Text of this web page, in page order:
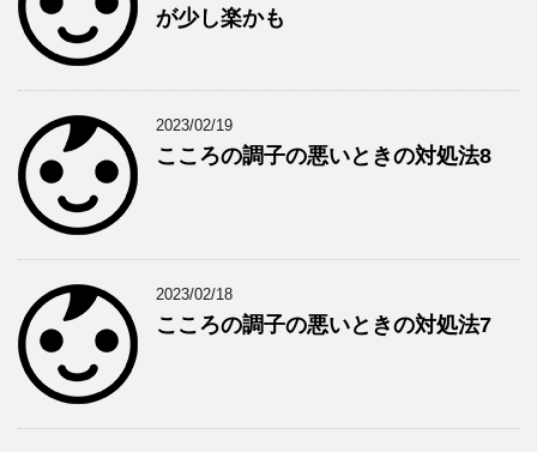
が少し楽かも
2023/02/19
こころの調子の悪いときの対処法8
2023/02/18
こころの調子の悪いときの対処法7